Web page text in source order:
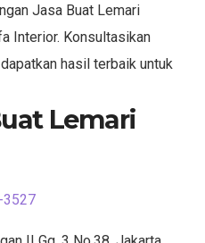
Jasa Buat Lemari
Interior. Konsultasikan
hasil terbaik untuk
Lemari